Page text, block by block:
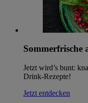
Sommerfrische
Jetzt wird’s bunt:
Drink-Rezepte!
Jetzt entdecken